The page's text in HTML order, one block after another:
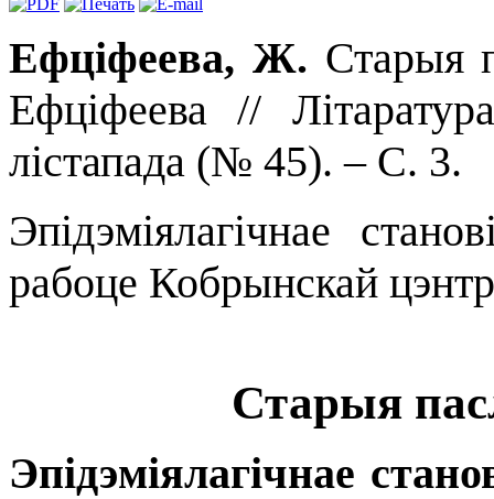
Ефціфеева, Ж. Старыя
Ефціфеева //
лістапада (№ 45). – С. 3.
Эпідэміялагічнае
рабоце Кобрынскай
Старыя
Эпідэміялагічнае